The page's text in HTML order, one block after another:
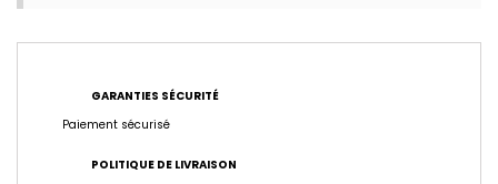
GARANTIES SÉCURITÉ
Paiement sécurisé
POLITIQUE DE LIVRAISON